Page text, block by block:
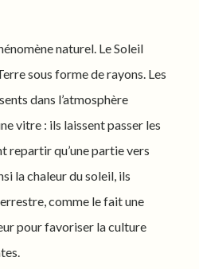
naturel. Le Soleil
sous forme de rayons. Les
dans l’atmosphère
vitre : ils laissent passer les
repartir qu’une partie vers
la chaleur du soleil, ils
comme le fait une
pour favoriser la culture